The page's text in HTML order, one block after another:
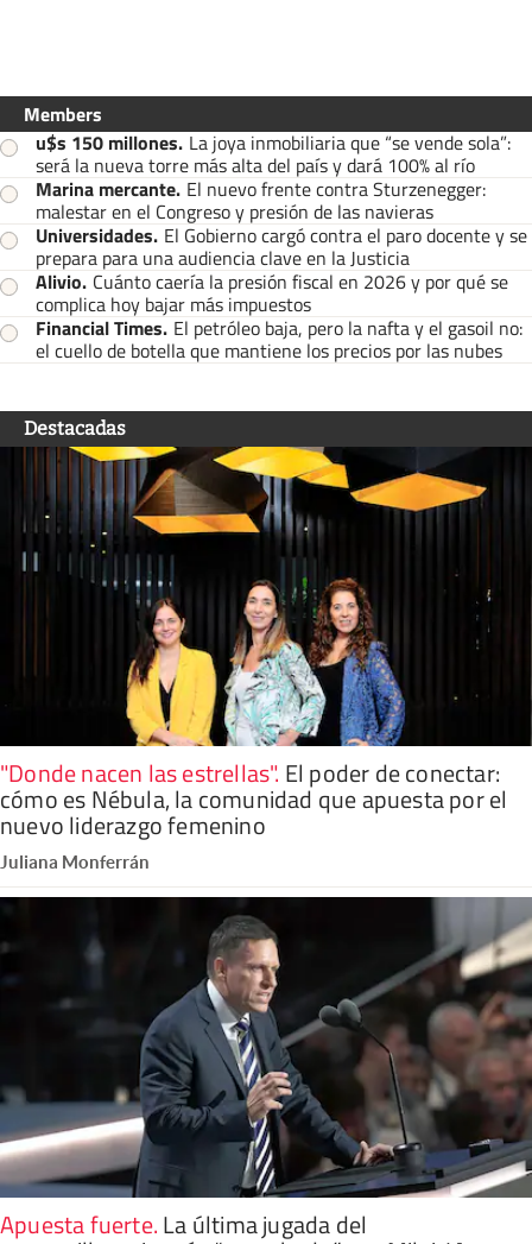
Members
u$s 150 millones. La joya inmobiliaria que “se vende sola”:
será la nueva torre más alta del país y dará 100% al río
Marina mercante. El nuevo frente contra Sturzenegger:
malestar en el Congreso y presión de las navieras
Universidades. El Gobierno cargó contra el paro docente y se
prepara para una audiencia clave en la Justicia
Alivio. Cuánto caería la presión fiscal en 2026 y por qué se
complica hoy bajar más impuestos
Financial Times. El petróleo baja, pero la nafta y el gasoil no:
el cuello de botella que mantiene los precios por las nubes
Destacadas
"Donde nacen las estrellas". El poder de conectar:
cómo es Nébula, la comunidad que apuesta por el
nuevo liderazgo femenino
Juliana Monferrán
Apuesta fuerte.La última jugada del